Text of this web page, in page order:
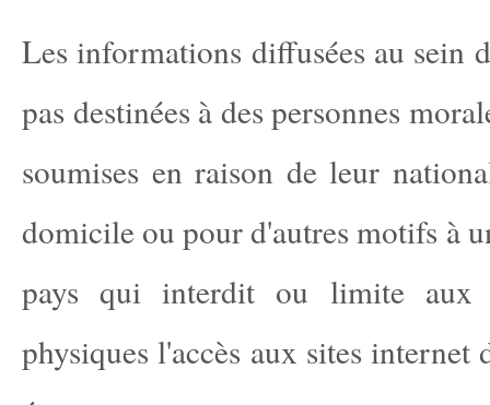
Les informations diffusées au sein
pas destinées à des personnes
soumises en raison de leur
domicile ou pour d'autres motifs à
pays qui interdit ou limite aux
physiques l'accès aux sites internet